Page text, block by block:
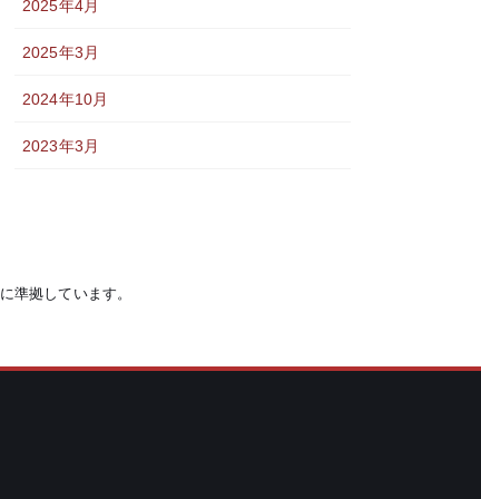
2025年4月
2025年3月
2024年10月
2023年3月
準拠しています。